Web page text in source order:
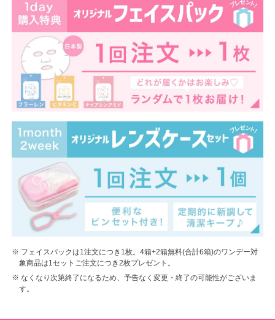
※ フェイスパックは1注文につき1枚。4箱+2箱無料(合計6箱)のワンデー対
象商品は1セットご注文につき2枚プレゼント。
※ なくなり次第終了になるため、予告なく変更・終了の可能性がございま
す。